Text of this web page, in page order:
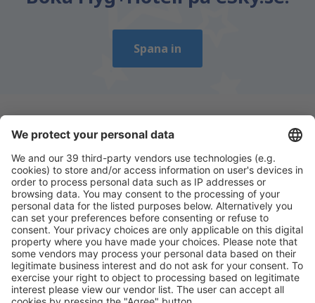
Spana in
Ladda ner vår appför att enkelt planera
dina resor